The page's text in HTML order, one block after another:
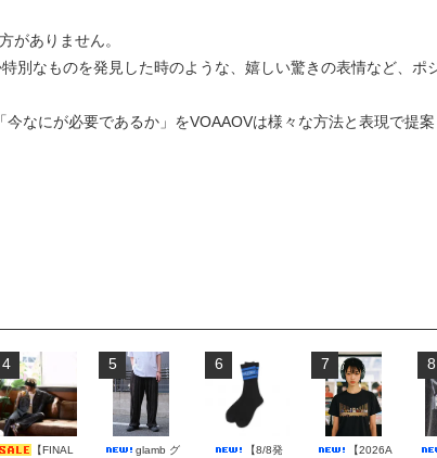
がありません。
別なものを発見した時のような、嬉しい驚きの表情など、ポ
なにが必要であるか」をVOAAOVは様々な方法と表現で提案
4
【FINAL
5
glamb グ
6
【8/8発
7
【2026A
8